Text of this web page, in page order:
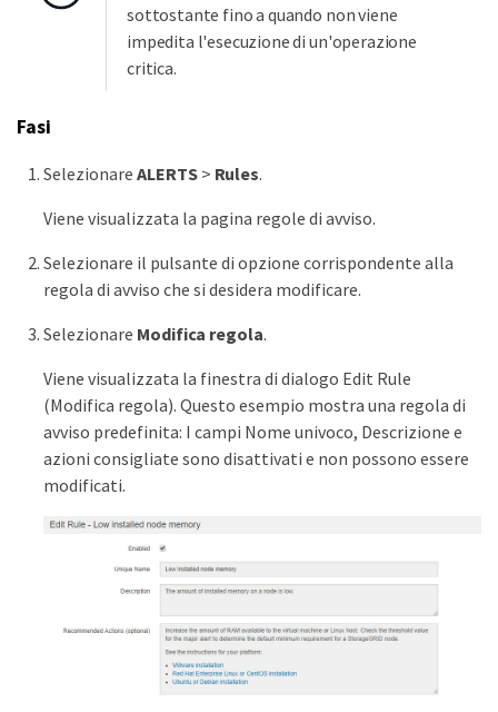
sottostante fino a quando non viene
impedita l'esecuzione di un'operazione
critica.
Fasi
Selezionare ALERTS> Rules.
Viene visualizzata la pagina regole di avviso.
Selezionare il pulsante di opzione corrispondente alla
regola di avviso che si desidera modificare.
Selezionare Modifica regola.
Viene visualizzata la finestra di dialogo Edit Rule
(Modifica regola). Questo esempio mostra una regola di
avviso predefinita: I campi Nome univoco, Descrizione e
azioni consigliate sono disattivati e non possono essere
modificati.